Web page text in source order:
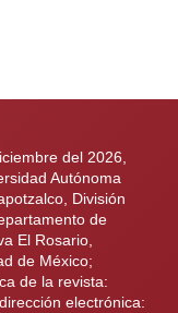
del 2026,
Autónoma
División
de
El Rosario,
de México;
de la revista:
electrónica: